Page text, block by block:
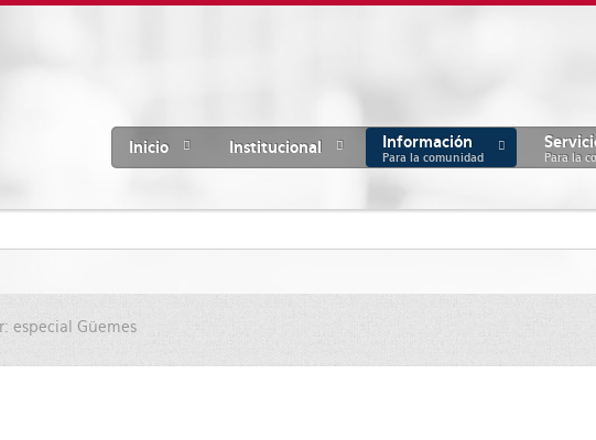
Inicio Institucional Información
Para la comunidad Para la
especial Güemes